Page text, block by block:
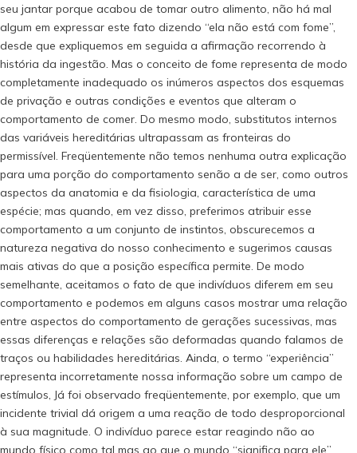
seu jantar porque acabou de tomar outro alimento, não há mal
algum em expressar este fato dizendo “ela não está com fome”,
desde que expliquemos em seguida a afirmação recorrendo à
história da ingestão. Mas o conceito de fome representa de modo
completamente inadequado os inúmeros aspectos dos esquemas
de privação e outras condições e eventos que alteram o
comportamento de comer. Do mesmo modo, substitutos internos
das variáveis hereditárias ultrapassam as fronteiras do
permissível. Freqüentemente não temos nenhuma outra explicação
para uma porção do comportamento senão a de ser, como outros
aspectos da anatomia e da fisiologia, característica de uma
espécie; mas quando, em vez disso, preferimos atribuir esse
comportamento a um conjunto de instintos, obscurecemos a
natureza negativa do nosso conhecimento e sugerimos causas
mais ativas do que a posição específica permite. De modo
semelhante, aceitamos o fato de que indivíduos diferem em seu
comportamento e podemos em alguns casos mostrar uma relação
entre aspectos do comportamento de gerações sucessivas, mas
essas diferenças e relações são deformadas quando falamos de
traços ou habilidades hereditárias. Ainda, o termo “experiência”
representa incorretamente nossa informação sobre um campo de
estímulos, Já foi observado freqüentemente, por exemplo, que um
incidente trivial dá origem a uma reação de todo desproporcional
à sua magnitude. O indivíduo parece estar reagindo não ao
mundo físico como tal mas ao que o mundo “significa para ele”.